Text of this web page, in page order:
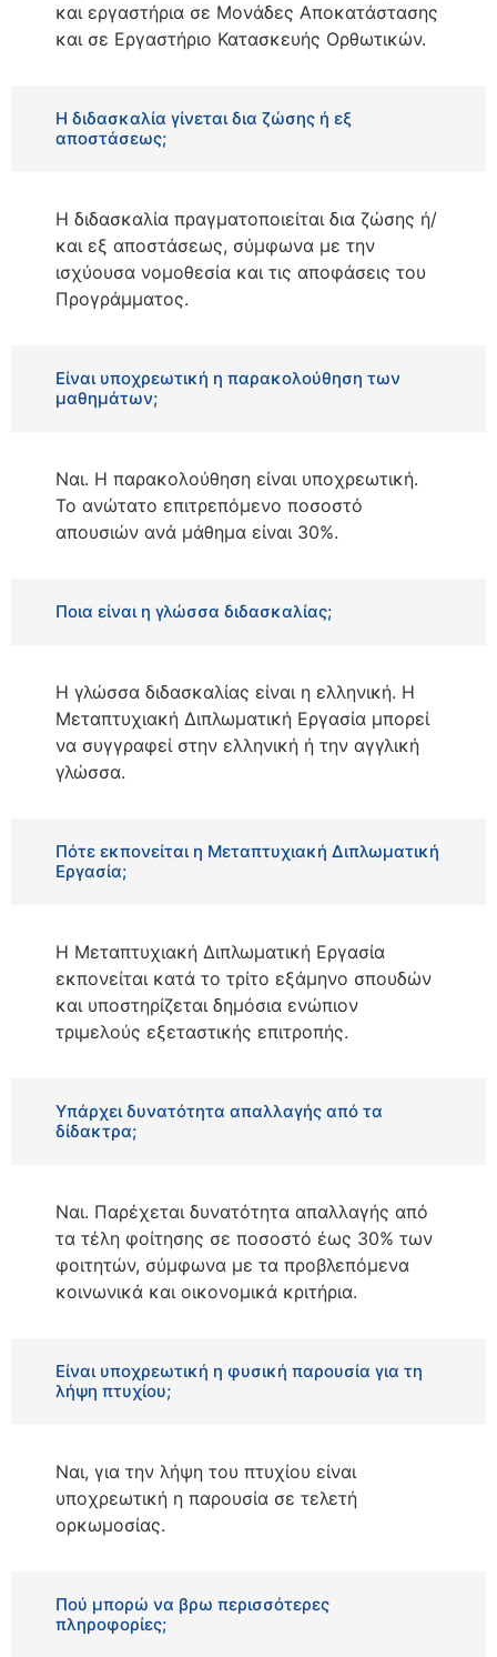
και εργαστήρια σε Μονάδες Αποκατάστασης
και σε Εργαστήριο Κατασκευής Ορθωτικών.
Η διδασκαλία γίνεται δια ζώσης ή εξ
αποστάσεως;
Η διδασκαλία πραγματοποιείται δια ζώσης ή/
και εξ αποστάσεως, σύμφωνα με την
ισχύουσα νομοθεσία και τις αποφάσεις του
Προγράμματος.
Είναι υποχρεωτική η παρακολούθηση των
μαθημάτων;
Ναι. Η παρακολούθηση είναι υποχρεωτική.
Το ανώτατο επιτρεπόμενο ποσοστό
απουσιών ανά μάθημα είναι 30%.
Ποια είναι η γλώσσα διδασκαλίας;
Η γλώσσα διδασκαλίας είναι η ελληνική. Η
Μεταπτυχιακή Διπλωματική Εργασία μπορεί
να συγγραφεί στην ελληνική ή την αγγλική
γλώσσα.
Πότε εκπονείται η Μεταπτυχιακή Διπλωματική
Εργασία;
Η Μεταπτυχιακή Διπλωματική Εργασία
εκπονείται κατά το τρίτο εξάμηνο σπουδών
και υποστηρίζεται δημόσια ενώπιον
τριμελούς εξεταστικής επιτροπής.
Υπάρχει δυνατότητα απαλλαγής από τα
δίδακτρα;
Ναι. Παρέχεται δυνατότητα απαλλαγής από
τα τέλη φοίτησης σε ποσοστό έως 30% των
φοιτητών, σύμφωνα με τα προβλεπόμενα
κοινωνικά και οικονομικά κριτήρια.
Είναι υποχρεωτική η φυσική παρουσία για τη
λήψη πτυχίου;
Ναι, για την λήψη του πτυχίου είναι
υποχρεωτική η παρουσία σε τελετή
ορκωμοσίας.
Πού μπορώ να βρω περισσότερες
πληροφορίες;